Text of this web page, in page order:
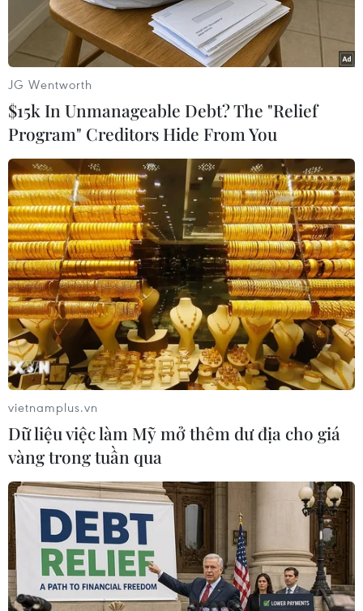
Một tiết mục trong chương trình. (Ảnh: Hoàng Hùng/TTXVN)
JG Wentworth
$15k In Unmanageable Debt? The "Relief
Program" Creditors Hide From You
vietnamplus.vn
Dữ liệu việc làm Mỹ mở thêm dư địa cho giá
vàng trong tuần qua